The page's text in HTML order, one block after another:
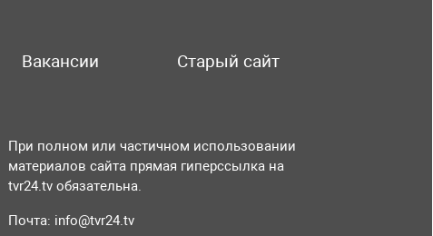
Вакансии Старый сайт
При полном или частичном использовании
материалов сайта прямая гиперссылка на
tvr24.tv обязательна.
Почта: info@tvr24.tv